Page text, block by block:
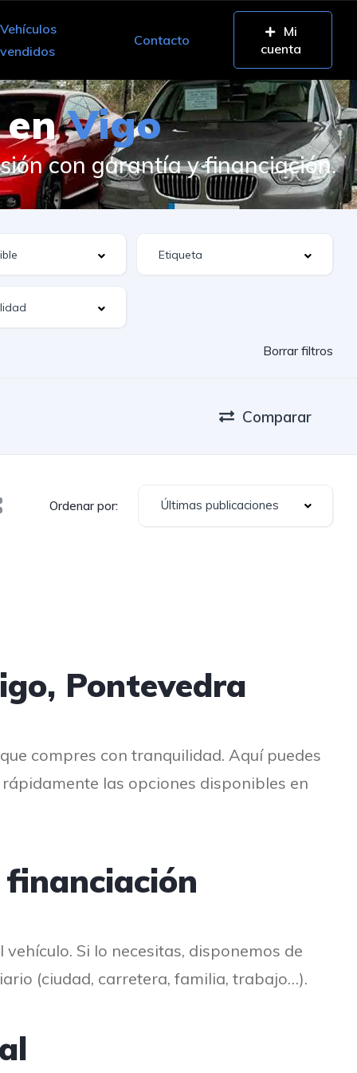
Vehículos
vendidos
Contacto
Mi
cuenta
enVigo
con garantía y financiación.
Borrar filtros
Comparar
Ordenar por: Últimas publicaciones
Pontevedra
compres con tranquilidad. Aquí puedes
las opciones disponibles en
Si lo necesitas, disponemos de
(ciudad, carretera, familia, trabajo…).